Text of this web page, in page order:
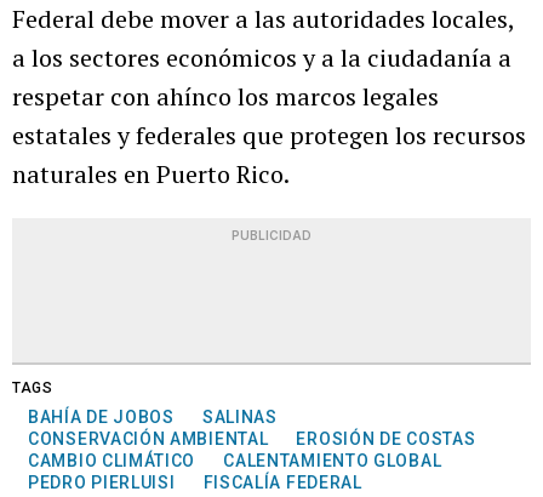
Federal debe mover a las autoridades locales,
a los sectores económicos y a la ciudadanía a
respetar con ahínco los marcos legales
estatales y federales que protegen los recursos
naturales en Puerto Rico.
PUBLICIDAD
TAGS
BAHÍA DE JOBOS
SALINAS
CONSERVACIÓN AMBIENTAL
EROSIÓN DE COSTAS
CAMBIO CLIMÁTICO
CALENTAMIENTO GLOBAL
PEDRO PIERLUISI
FISCALÍA FEDERAL